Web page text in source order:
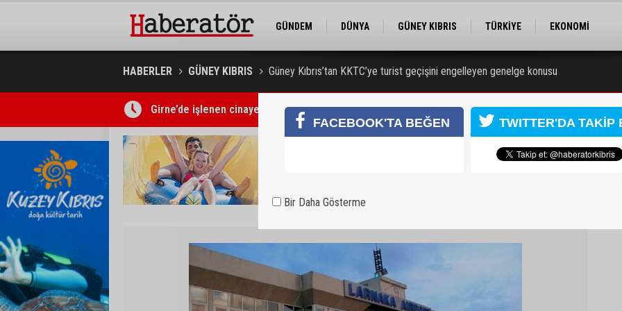
GÜNDEM DÜNYA GÜNEY KIBRIS TÜRKİYE
EKONOMİ
HABERLER GÜNEY KIBRIS Güney Kıbrıs’tan KKTC’ye turist geçişini engelleyen genelge konusu
Girne’de işlenen cinayetin ardından 7 kişi tutuklandı
FACEBOOK'TA BEĞEN TWITTER'DA TAKİP
Bir Daha Gösterme